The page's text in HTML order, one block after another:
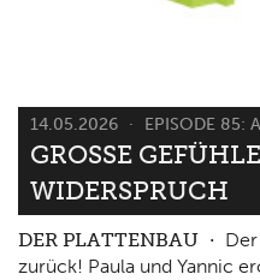
14.05.2026 EPISODE 85:
GROSSE
IDERSPRUCH
DER PLATTENBAU
zurück! Paula und Yannic